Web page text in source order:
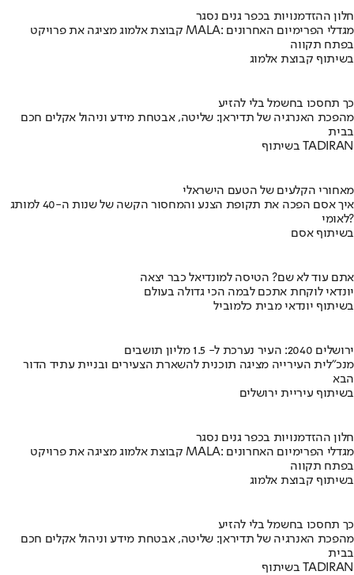
חלון ההזדמנויות בכפר גנים נסגר
קבוצת אלמוג מציגה את פרויקט MALA: מגדלי הפרימיום האחרונים
בפתח תקווה
בשיתוף קבוצת אלמוג
כך תחסכו בחשמל בלי להזיע
מהפכת האנרגיה של תדיראן: שליטה, אבטחת מידע וניהול אקלים חכם
בבית
בשיתוף TADIRAN
מאחורי הקלעים של הטעם הישראלי
איך אסם הפכה את תקופת הצנע והמחסור הקשה של שנות ה-40 למותג
לאומי?
בשיתוף אסם
אתם עוד לא שם? הטיסה למונדיאל כבר יצאה
יונדאי לוקחת אתכם לבמה הכי גדולה בעולם
בשיתוף יונדאי מבית כלמוביל
ירושלים 2040: העיר נערכת ל- 1.5 מליון תושבים
מנכ"לית העירייה מציגה תוכנית להשארת הצעירים ובניית עתיד הדור
הבא
בשיתוף עיריית ירושלים
חלון ההזדמנויות בכפר גנים נסגר
קבוצת אלמוג מציגה את פרויקט MALA: מגדלי הפרימיום האחרונים
בפתח תקווה
בשיתוף קבוצת אלמוג
כך תחסכו בחשמל בלי להזיע
מהפכת האנרגיה של תדיראן: שליטה, אבטחת מידע וניהול אקלים חכם
בבית
בשיתוף TADIRAN